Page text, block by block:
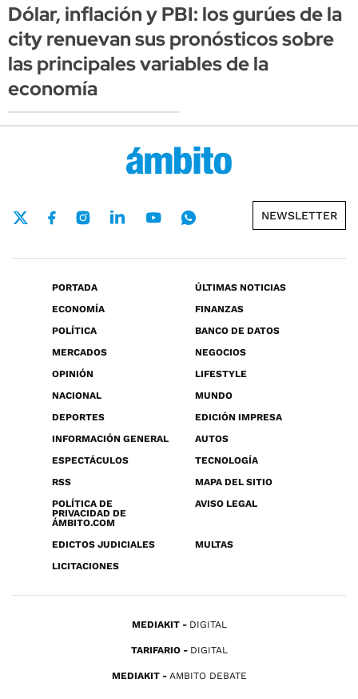
Dólar, inflación y PBI: los gurúes de la
city renuevan sus pronósticos sobre
las principales variables de la
economía
NEWSLETTER
PORTADA
ÚLTIMAS NOTICIAS
ECONOMÍA
FINANZAS
POLÍTICA
BANCO DE DATOS
MERCADOS
NEGOCIOS
OPINIÓN
LIFESTYLE
NACIONAL
MUNDO
DEPORTES
EDICIÓN IMPRESA
INFORMACIÓN GENERAL
AUTOS
ESPECTÁCULOS
TECNOLOGÍA
RSS
MAPA DEL SITIO
POLÍTICA DE
PRIVACIDAD DE
ÁMBITO.COM
AVISO LEGAL
EDICTOS JUDICIALES
MULTAS
LICITACIONES
MEDIAKIT DIGITAL
TARIFARIO DIGITAL
MEDIAKIT AMBITO DEBATE